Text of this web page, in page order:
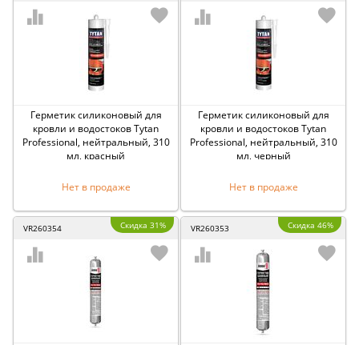
Герметик силиконовый для
кровли и водостоков Tytan
Professional, нейтральный, 310
мл, красный
Нет в продаже
Герметик силиконовый для
кровли и водостоков Tytan
Professional, нейтральный, 310
мл, черный
Нет в продаже
VR260354 Скидка 31% VR260353 Скидка 46%